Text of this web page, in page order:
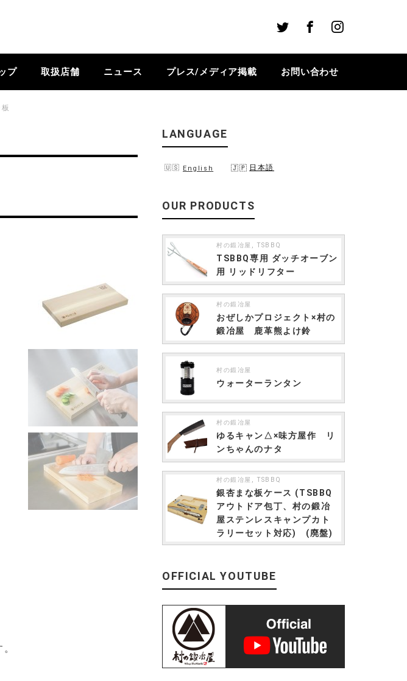
Instagram
プ 取扱店舗 ニュース プレス/メディア掲載 お問い合わせ
LANGUAGE
English 日本語
OUR PRODUCTS
村の鍛冶屋 ,TSBBQ
TSBBQ専用 ダッチオーブン
用 リッドリフター
村の鍛冶屋
おぜしかプロジェクト×村の
鍛冶屋 鹿革熊よけ鈴
村の鍛冶屋
ウォーターランタン
村の鍛冶屋
ゆるキャン△×味方屋作 リ
ンちゃんのナタ
村の鍛冶屋 ,TSBBQ
銀杏まな板ケース (TSBBQ
アウトドア包丁、村の鍛冶
屋ステンレスキャンプカト
ラリーセット対応) (廃盤)
OFFICIAL YOUTUBE